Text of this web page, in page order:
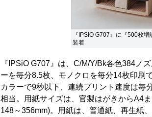
『IPSiO G707』に『500枚
装着
『IPSiO G707』は、C/M/Y/Bk各色384ノ
ーを毎分8.5枚、モノクロを毎分14枚印刷
カラーで9秒以下、連続プリント速度は毎
相当。用紙サイズは、官製はがきからA4
148～356mm)。用紙は、普通紙、再生紙